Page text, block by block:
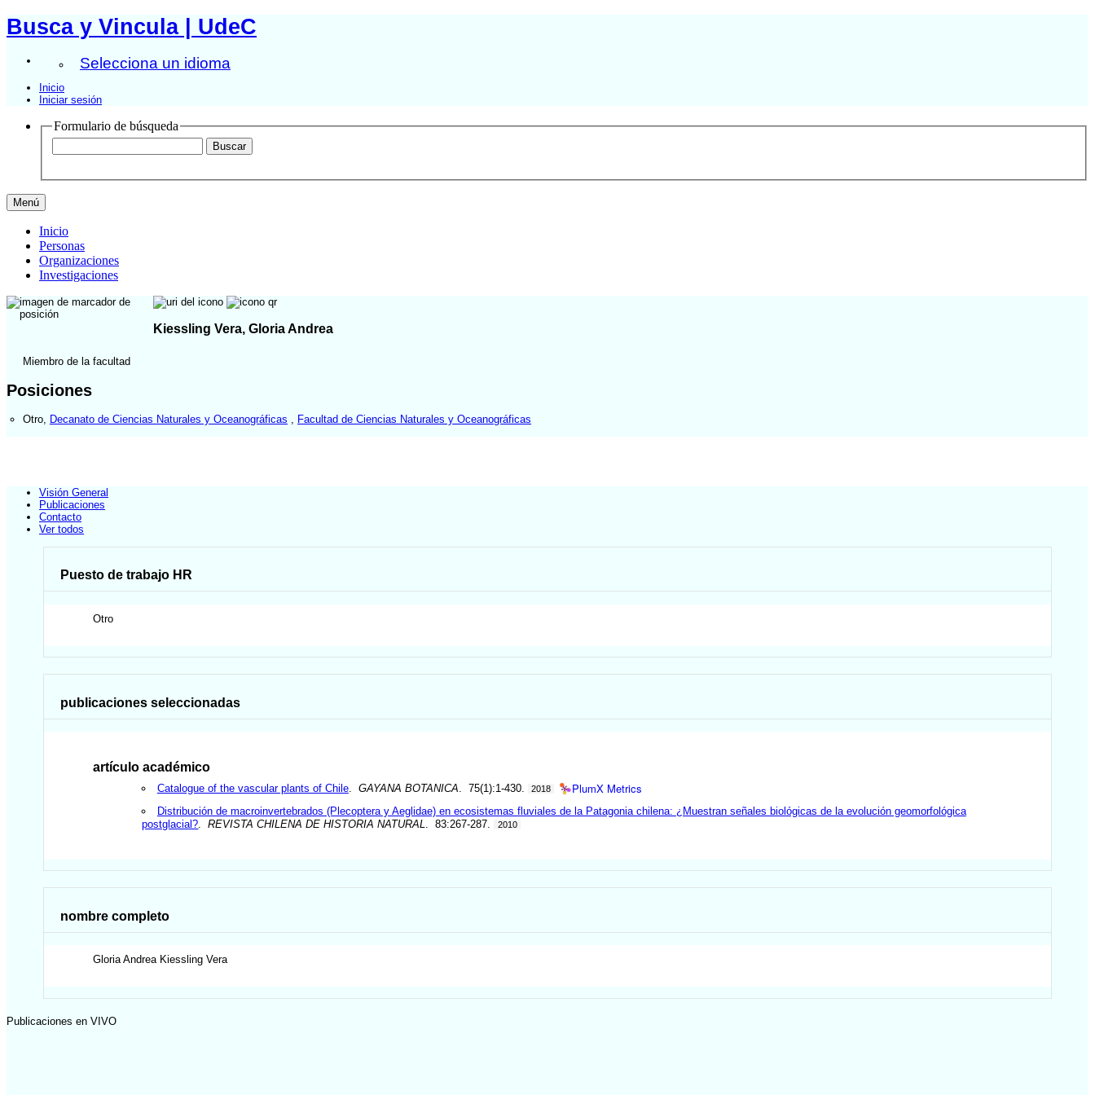
Busca y Vincula | UdeC
Selecciona un idioma
Inicio
Iniciar sesión
Formulario de búsqueda
Menú
Inicio
Personas
Organizaciones
Investigaciones
Kiessling Vera, Gloria Andrea
Miembro de la facultad
Posiciones
Otro Decanato de Ciencias Naturales y Oceanográficas Facultad de Ciencias Naturales y Oceanográficas
Visión General
Publicaciones
Contacto
Ver todos
Puesto de trabajo HR
Otro
publicaciones seleccionadas
artículo académico
Catalogue of the vascular plants of Chile. GAYANA BOTANICA . 75(1):1-430. 2018 PlumX Metrics
Distribución de macroinvertebrados (Plecoptera y Aeglidae) en ecosistemas fluviales de la Patagonia chilena: ¿Muestran señales biológicas de la evolución geomorfológica
postglacial? .REVISTA CHILENA DE HISTORIA NATURAL . 83:267-287. 2010
nombre completo
Gloria Andrea Kiessling Vera
Publicaciones en VIVO